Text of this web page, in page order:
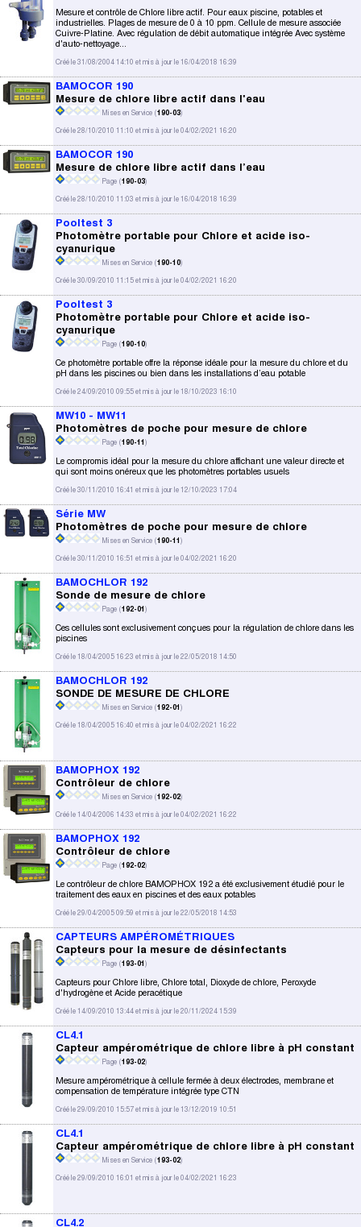
Mesure et contrôle de Chlore libre actif. Pour eaux piscine, potables et
industrielles. Plages de mesure de 0 à 10 ppm. Cellule de mesure associée
Cuivre-Platine. Avec régulation de débit automatique intégrée Avec système
d'auto-nettoyage...
Créé le 31/08/2004 14:10 et mis à jour le 16/04/2018 16:39
BAMOCOR 190
Mesure de chlore libre actif dans l'eau
Mises en Service (190-03)
Créé le 28/10/2010 11:10 et mis à jour le 04/02/2021 16:20
BAMOCOR 190
Mesure de chlore libre actif dans l’eau
Page (190-03)
Créé le 28/10/2010 11:03 et mis à jour le 16/04/2018 16:39
Pooltest 3
Photomètre portable pour Chlore et acide iso-
cyanurique
Mises en Service (190-10)
Créé le 30/09/2010 11:15 et mis à jour le 04/02/2021 16:20
Pooltest 3
Photomètre portable pour Chlore et acide iso-
cyanurique
Page (190-10)
Ce photomètre portable offre la réponse idéale pour la mesure du chlore et du
pH dans les piscines ou bien dans les installations d’eau potable
Créé le 24/09/2010 09:55 et mis à jour le 18/10/2023 16:10
MW10 - MW11
Photomètres de poche pour mesure de chlore
Page (190-11 )
Le compromis idéal pour la mesure du chlore affichant une valeur directe et
qui sont moins onéreux que les photomètres portables usuels
Créé le 30/11/2010 16:41 et mis à jour le 12/10/2023 17:04
Série MW
Photomètres de poche pour mesure de chlore
Mises en Service (190-11 )
Créé le 30/11/2010 16:51 et mis à jour le 04/02/2021 16:20
BAMOCHLOR 192
Sonde de mesure de chlore
Page (192-01 )
Ces cellules sont exclusivement conçues pour la régulation de chlore dans les
piscines
Créé le 18/04/2005 16:23 et mis à jour le 22/05/2018 14:50
BAMOCHLOR 192
SONDE DE MESURE DE CHLORE
Mises en Service (192-01 )
Créé le 18/04/2005 16:40 et mis à jour le 04/02/2021 16:22
BAMOPHOX 192
Contrôleur de chlore
Mises en Service (192-02)
Créé le 14/04/2006 14:33 et mis à jour le 04/02/2021 16:22
BAMOPHOX 192
Contrôleur de chlore
Page (192-02)
Le contrôleur de chlore BAMOPHOX 192 a été exclusivement étudié pour le
traitement des eaux en piscines et des eaux potables
Créé le 29/04/2005 09:59 et mis à jour le 22/05/2018 14:53
CAPTEURS AMPÉROMÉTRIQUES
Capteurs pour la mesure de désinfectants
Page (193-01 )
Capteurs pour Chlore libre, Chlore total, Dioxyde de chlore, Peroxyde
d'hydrogène et Acide peracétique
Créé le 14/09/2010 13:44 et mis à jour le 20/11/2024 15:39
CL4.1
Capteur ampérométrique de chlore libre à pH constant
Page (193-02)
Mesure ampérométrique à cellule fermée à deux électrodes, membrane et
compensation de température intégrée type CTN
Créé le 29/09/2010 15:57 et mis à jour le 13/12/2019 10:51
CL4.1
Capteur ampérométrique de chlore libre à pH constant
Mises en Service (193-02)
Créé le 29/09/2010 16:01 et mis à jour le 04/02/2021 16:23
CL4.2